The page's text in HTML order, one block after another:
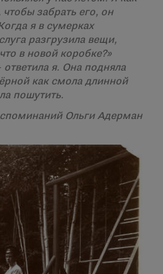
чтобы забрать его, он
я в сумерках
разгрузила вещи,
в новой коробке?»
я. Она подняла
как смола длинной
пошутить.
Ольги Адерман